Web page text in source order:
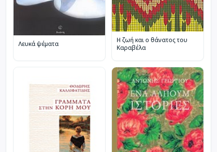
Λευκά ψέματα
Η ζωή και ο θάνατος του
Καραβέλα